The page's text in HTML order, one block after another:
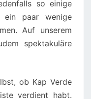
so einige
ein paar wenige
Auf unserem
spektakuläre
ob Kap Verde
verdient habt.